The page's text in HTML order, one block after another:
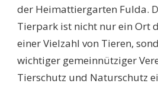
der Heimattiergarten Fulda.
Tierpark ist nicht nur ein Ort
einer Vielzahl von Tieren,
wichtiger gemeinnütziger
Tierschutz und Naturschutz